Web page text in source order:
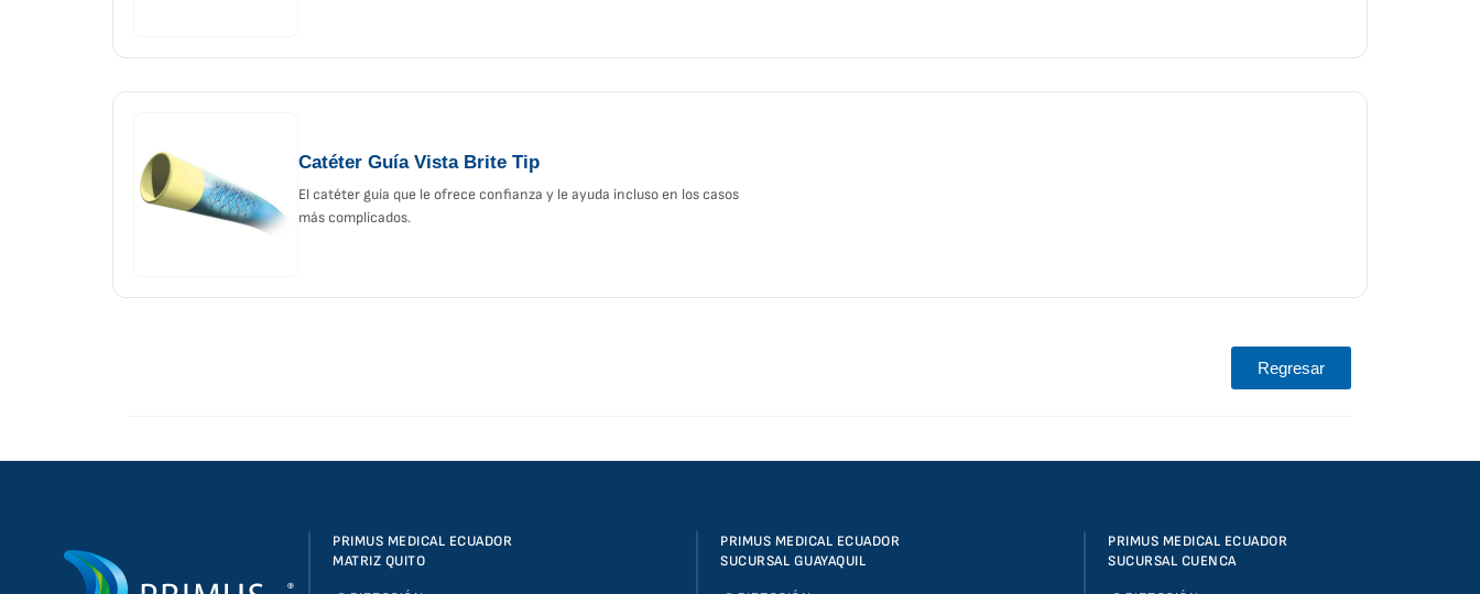
Catéter Guía Vista Brite Tip
El catéter guía que le ofrece confianza y le ayuda incluso en los casos
más complicados.
Regresar
PRIMUS MEDICAL ECUADOR
MATRIZ QUITO
PRIMUS MEDICAL ECUADOR
SUCURSAL GUAYAQUIL
PRIMUS MEDICAL ECUADOR
SUCURSAL CUENCA